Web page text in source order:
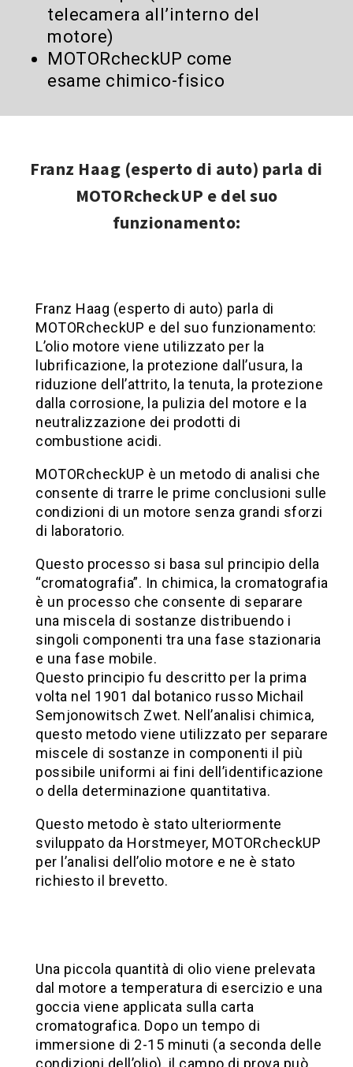
telecamera all’interno del
motore)
MOTORcheckUP come
esame chimico-fisico
Franz Haag (esperto di auto) parla di
MOTORcheckUP e del suo
funzionamento:
Franz Haag (esperto di auto) parla di
MOTORcheckUP e del suo funzionamento:
L’olio motore viene utilizzato per la
lubrificazione, la protezione dall’usura, la
riduzione dell’attrito, la tenuta, la protezione
dalla corrosione, la pulizia del motore e la
neutralizzazione dei prodotti di
combustione acidi.
MOTORcheckUP è un metodo di analisi che
consente di trarre le prime conclusioni sulle
condizioni di un motore senza grandi sforzi
di laboratorio.
Questo processo si basa sul principio della
“cromatografia”. In chimica, la cromatografia
è un processo che consente di separare
una miscela di sostanze distribuendo i
singoli componenti tra una fase stazionaria
e una fase mobile.
Questo principio fu descritto per la prima
volta nel 1901 dal botanico russo Michail
Semjonowitsch Zwet. Nell’analisi chimica,
questo metodo viene utilizzato per separare
miscele di sostanze in componenti il più
possibile uniformi ai fini dell’identificazione
o della determinazione quantitativa.
Questo metodo è stato ulteriormente
sviluppato da Horstmeyer, MOTORcheckUP
per l’analisi dell’olio motore e ne è stato
richiesto il brevetto.
Una piccola quantità di olio viene prelevata
dal motore a temperatura di esercizio e una
goccia viene applicata sulla carta
cromatografica. Dopo un tempo di
immersione di 2-15 minuti (a seconda delle